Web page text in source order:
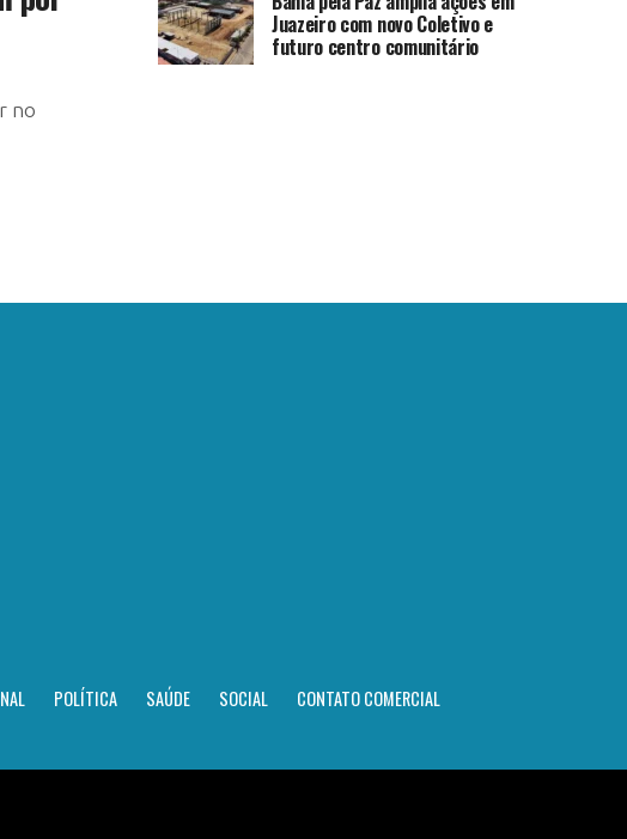
no
Juazeiro com novo Coletivo e
futuro centro comunitário
POLÍTICA SAÚDE SOCIAL CONTATO COMERCIAL